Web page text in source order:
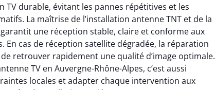
TV durable, évitant les pannes répétitives et les
La maîtrise de l’installation antenne TNT et de la
une réception stable, claire et conforme aux
En cas de réception satellite dégradée, la réparation
retrouver rapidement une qualité d’image optimale.
TV en Auvergne-Rhône-Alpes, c’est aussi
locales et adapter chaque intervention aux